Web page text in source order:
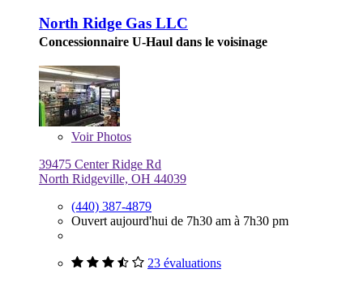
North Ridge Gas LLC
Concessionnaire U-Haul dans le voisinage
VoirPhotos
39475 Center Ridge Rd
North Ridgeville, OH 44039
(440) 387-4879
Ouvert aujourd'hui de 7h30 am à 7h30 pm
23 évaluations